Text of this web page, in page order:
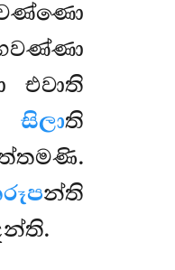
එවාති
සිලාති
න්ති